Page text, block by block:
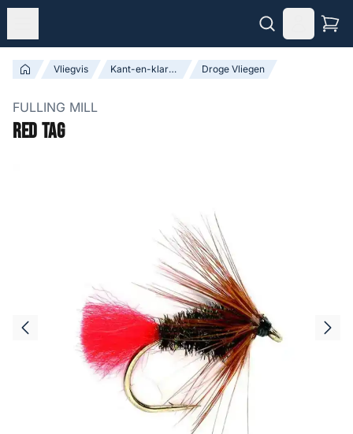
Vliegvis Kant-en-klare Vliegen Droge Vliegen
FULLING MILL
Red Tag